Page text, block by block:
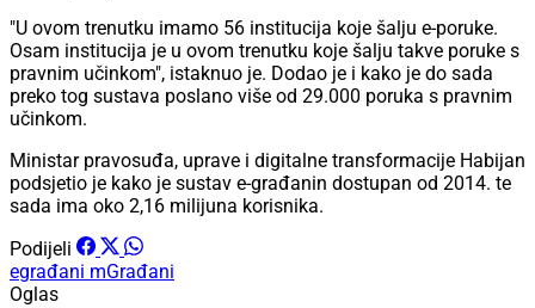
"U ovom trenutku imamo 56 institucija koje šalju e-poruke.
Osam institucija je u ovom trenutku koje šalju takve poruke s
pravnim učinkom", istaknuo je. Dodao je i kako je do sada
preko tog sustava poslano više od 29.000 poruka s pravnim
učinkom.
Ministar pravosuđa, uprave i digitalne transformacije Habijan
podsjetio je kako je sustav e-građanin dostupan od 2014. te
sada ima oko 2,16 milijuna korisnika.
Podijeli
egrađani mGrađani
Oglas